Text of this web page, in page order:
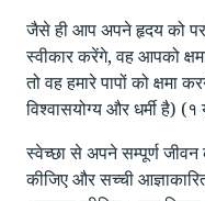
जैसे ही आप अपने हृदय को
स्वीकार करेंगे, वह आपको
तो वह हमारे पापों को
विश्वासयोग्य और धर्मी है)
स्वेच्छा से अपने सम्पूर्ण जीवन
कीजिए और सच्ची